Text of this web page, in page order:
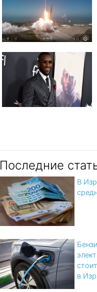
Последние
В
в